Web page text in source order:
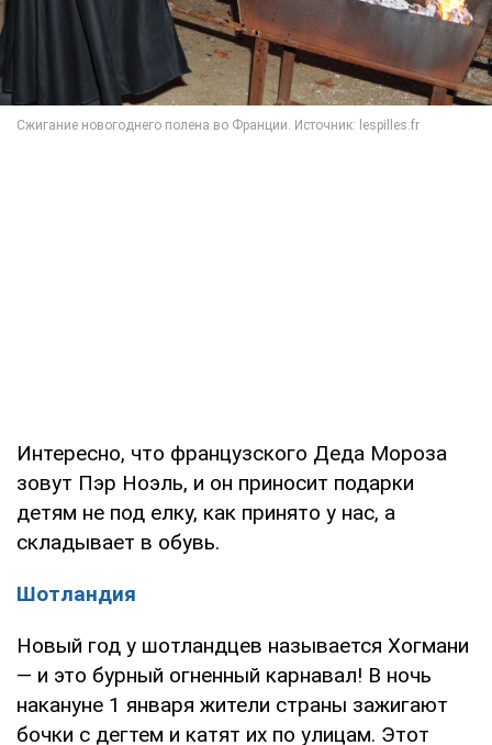
Интересно, что французского Деда Мороза
зовут Пэр Ноэль, и он приносит подарки
детям не под елку, как принято у нас, а
складывает в обувь.
Шотландия
Новый год у шотландцев называется Хогмани
— и это бурный огненный карнавал! В ночь
накануне 1 января жители страны зажигают
бочки с дегтем и катят их по улицам. Этот